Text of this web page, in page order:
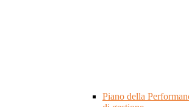
Piano della